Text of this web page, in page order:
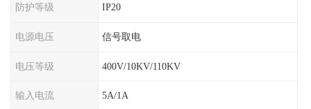
防护等级 IP20
电源电压 信号取电
电压等级 400V/10KV/110KV
输入电流 5A/1A